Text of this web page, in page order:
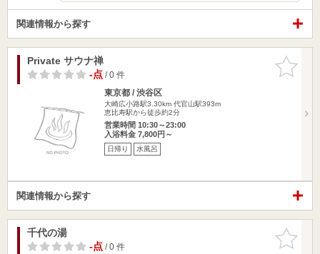
関連情報から探す
お気に入
りに追加
Private サウナ禅
-点/ 0 件
東京都 / 渋谷区
大崎広小路駅3.30km 代官山駅393m
恵比寿駅から徒歩約2分
営業時間 10:30～23:00
入浴料金 7,800円～
日帰り 水風呂
関連情報から探す
お気に入
りに追加
千代の湯
-点/ 0 件